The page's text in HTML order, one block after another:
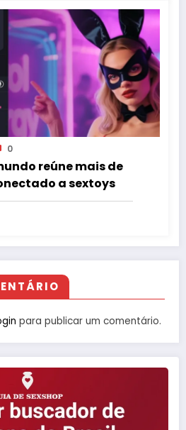
0
reúne mais de
a sextoys
para publicar um comentário.